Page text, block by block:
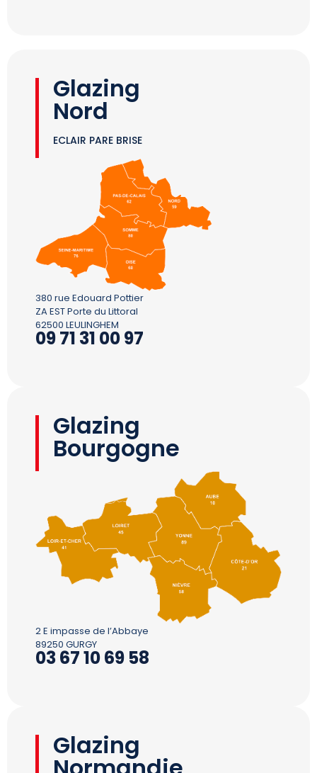
Glazing
Nord
ECLAIR PARE BRISE
380 rue Edouard Pottier
ZA EST Porte du Littoral
62500 LEULINGHEM
09 71 31 00 97
Glazing
Bourgogne
2 E impasse de l’Abbaye
89250 GURGY
03 67 10 69 58
Glazing